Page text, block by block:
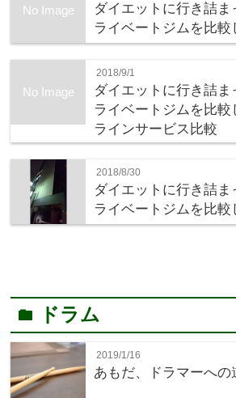
No Image
ダイエットに行き詰
ライベートジムを比
No Image
2018/9/1
ダイエットに行き詰
ライベートジムを比
ラインサービス比較
2018/8/30
ダイエットに行き詰
ライベートジムを比
folder ドラム
2019/1/16
あもだ、ドラマーへ